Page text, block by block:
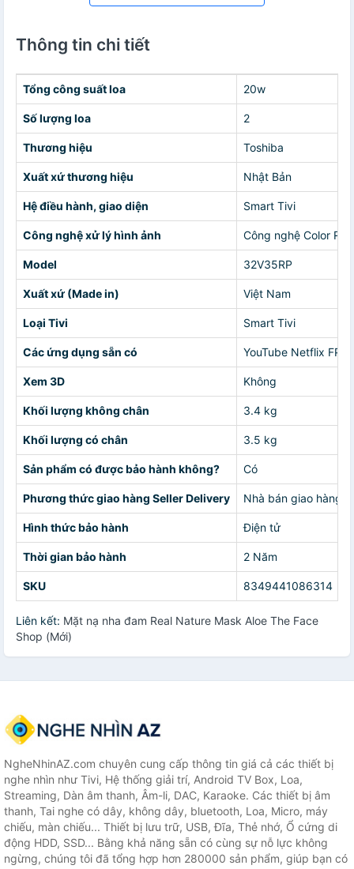
Thông tin chi tiết
Tổng công suất loa 20w
Số lượng loa 2
Thương hiệu Toshiba
Xuất xứ thương hiệu Nhật Bản
Hệ điều hành, giao diện Smart Tivi
Công nghệ xử lý hình ảnh Công nghệ Color
Model 32V35RP
Xuất xứ (Made in) Việt Nam
Loại Tivi Smart Tivi
Các ứng dụng sẵn có YouTube Netflix FPT
Xem 3D Không
Khối lượng không chân 3.4 kg
Khối lượng có chân 3.5 kg
Sản phẩm có được bảo hành không? Có
Phương thức giao hàng Seller Delivery Nhà bán giao hàng
Hình thức bảo hành Điện tử
Thời gian bảo hành 2 Năm
SKU 8349441086314
Liên kết: Mặt nạ nha đam Real Nature Mask Aloe The Face
Shop (Mới)
NgheNhinAZ.com chuyên cung cấp thông tin giá cả các thiết bị
nghe nhìn như Tivi, Hệ thống giải trí, Android TV Box, Loa,
Streaming, Dàn âm thanh, Âm-li, DAC, Karaoke. Các thiết bị âm
thanh, Tai nghe có dây, không dây, bluetooth, Loa, Micro, máy
chiếu, màn chiếu... Thiết bị lưu trữ, USB, Đĩa, Thẻ nhớ, Ổ cứng di
động HDD, SSD... Bằng khả năng sẵn có cùng sự nỗ lực không
ngừng, chúng tôi đã tổng hợp hơn 280000 sản phẩm, giúp bạn có